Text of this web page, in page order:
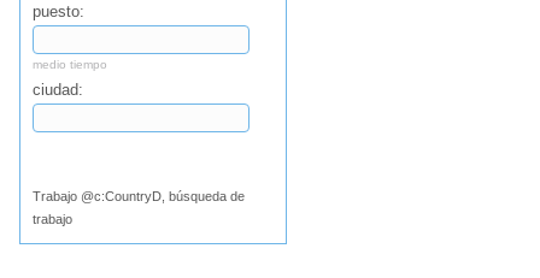
puesto:
medio tiempo
ciudad:
Trabajo @c:CountryD, búsqueda de
trabajo